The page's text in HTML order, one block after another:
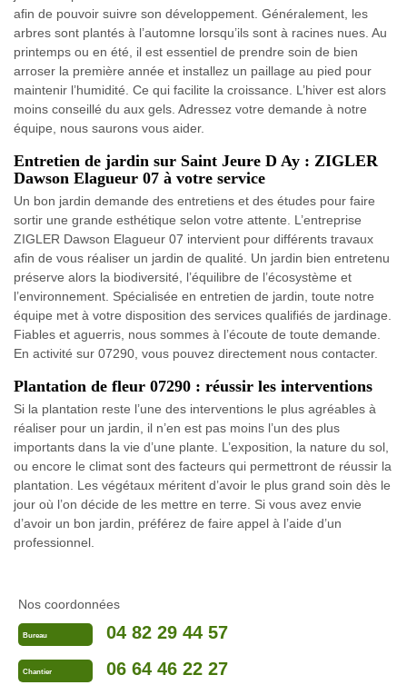
afin de pouvoir suivre son développement. Généralement, les
arbres sont plantés à l’automne lorsqu’ils sont à racines nues. Au
printemps ou en été, il est essentiel de prendre soin de bien
arroser la première année et installez un paillage au pied pour
maintenir l’humidité. Ce qui facilite la croissance. L’hiver est alors
moins conseillé du aux gels. Adressez votre demande à notre
équipe, nous saurons vous aider.
Entretien de jardin sur Saint Jeure D Ay : ZIGLER
Dawson Elagueur 07 à votre service
Un bon jardin demande des entretiens et des études pour faire
sortir une grande esthétique selon votre attente. L’entreprise
ZIGLER Dawson Elagueur 07 intervient pour différents travaux
afin de vous réaliser un jardin de qualité. Un jardin bien entretenu
préserve alors la biodiversité, l’équilibre de l’écosystème et
l’environnement. Spécialisée en entretien de jardin, toute notre
équipe met à votre disposition des services qualifiés de jardinage.
Fiables et aguerris, nous sommes à l’écoute de toute demande.
En activité sur 07290, vous pouvez directement nous contacter.
Plantation de fleur 07290 : réussir les interventions
Si la plantation reste l’une des interventions le plus agréables à
réaliser pour un jardin, il n’en est pas moins l’un des plus
importants dans la vie d’une plante. L’exposition, la nature du sol,
ou encore le climat sont des facteurs qui permettront de réussir la
plantation. Les végétaux méritent d’avoir le plus grand soin dès le
jour où l’on décide de les mettre en terre. Si vous avez envie
d’avoir un bon jardin, préférez de faire appel à l’aide d’un
professionnel.
Nos coordonnées
Bureau 04 82 29 44 57
Chantier 06 64 46 22 27